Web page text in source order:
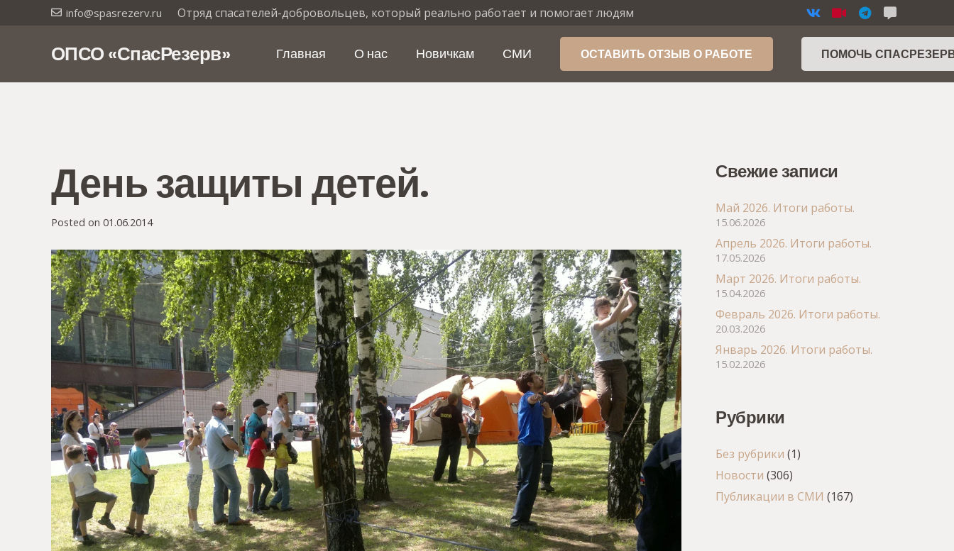
info@spasrezerv.ru Отряд спасателей-добровольцев, который реально работает и помогает людям
ОПСО «СпасРезерв» Главная О нас Новичкам СМИ ОСТАВИТЬ ОТЗЫВ О РАБОТЕ ПОМОЧЬ
День защиты детей.
Posted on 01.06.2014
Свежие записи
Май 2026. Итоги работы.
15.06.2026
Апрель 2026. Итоги работы.
17.05.2026
Март 2026. Итоги работы.
15.04.2026
Февраль 2026. Итоги работы.
20.03.2026
Январь 2026. Итоги работы.
15.02.2026
Рубрики
Без рубрики (1)
Новости (306)
Публикации в СМИ (167)